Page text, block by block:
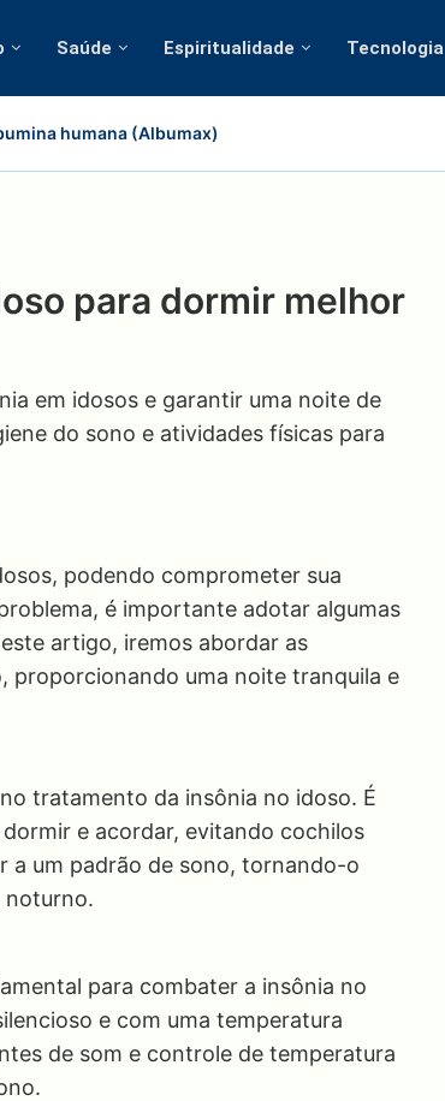
Saúde Espiritualidade Tecnologia
humana (Albumax)
para dormir melhor
em idosos e garantir uma noite de
do sono e atividades físicas para
podendo comprometer sua
é importante adotar algumas
artigo, iremos abordar as
proporcionando uma noite tranquila e
tratamento da insônia no idoso. É
e acordar, evitando cochilos
a um padrão de sono, tornando-o
noturno.
para combater a insônia no
e com uma temperatura
de som e controle de temperatura